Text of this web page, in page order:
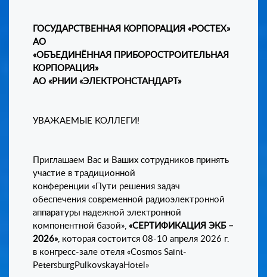
ГОСУДАРСТВЕННАЯ КОРПОРАЦИЯ «РОСТЕХ»
АО
«ОБЪЕДИНЁННАЯ ПРИБОРОСТРОИТЕЛЬНАЯ
КОРПОРАЦИЯ»
АО «РНИИ «ЭЛЕКТРОНСТАНДАРТ»
УВАЖАЕМЫЕ КОЛЛЕГИ!
Приглашаем Вас и Ваших сотрудников принять
участие в традиционной
конференции «Пути решения задач
обеспечения современной радиоэлектронной
аппаратуры надежной электронной
компонентной базой», «СЕРТИФИКАЦИЯ ЭКБ –
2026», которая состоится 08-10 апреля 2026 г.
в конгресс-зале отеля «Cosmos Saint-
PetersburgPulkovskayaHotel»